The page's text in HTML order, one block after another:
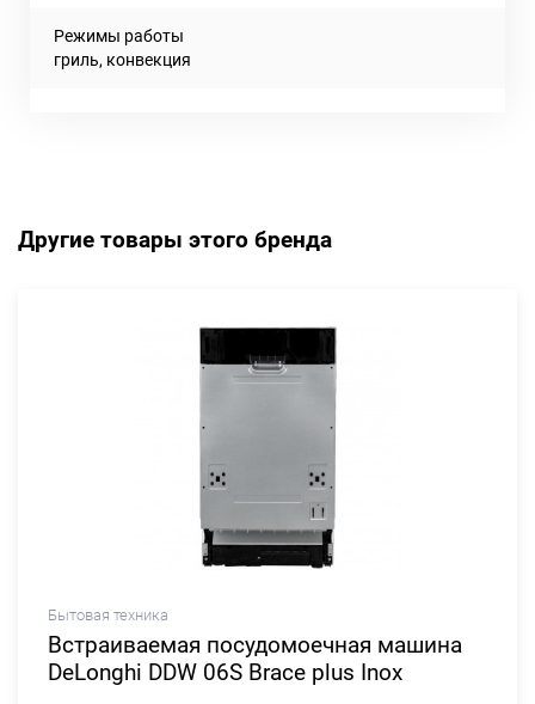
Режимы работы
гриль, конвекция
Другие товары этого бренда
Бытовая техника
Встраиваемая посудомоечная машина
DeLonghi DDW 06S Brace plus Inox